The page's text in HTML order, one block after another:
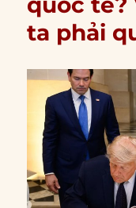
ta phải